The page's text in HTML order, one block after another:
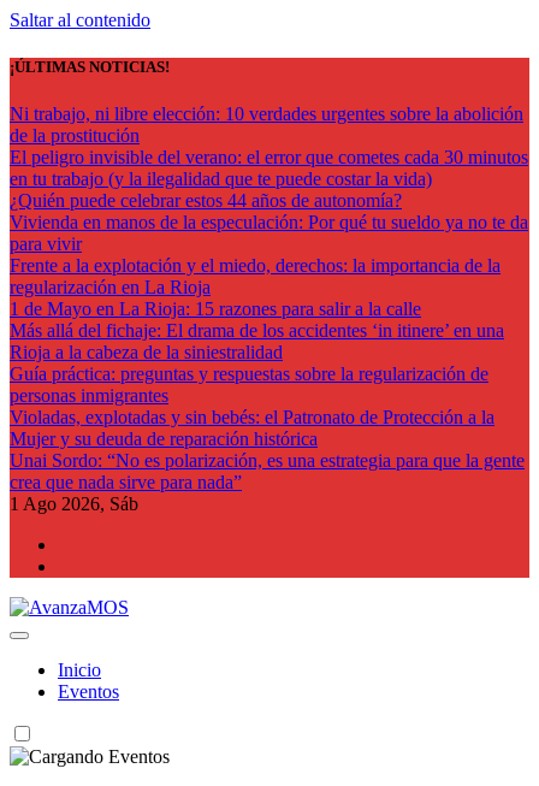
Saltar al contenido
¡ÚLTIMAS NOTICIAS!
Ni trabajo, ni libre elección: 10 verdades urgentes sobre la abolición
de la prostitución
El peligro invisible del verano: el error que cometes cada 30 minutos
en tu trabajo (y la ilegalidad que te puede costar la vida)
¿Quién puede celebrar estos 44 años de autonomía?
Vivienda en manos de la especulación: Por qué tu sueldo ya no te da
para vivir
Frente a la explotación y el miedo, derechos: la importancia de la
regularización en La Rioja
1 de Mayo en La Rioja: 15 razones para salir a la calle
Más allá del fichaje: El drama de los accidentes ‘in itinere’ en una
Rioja a la cabeza de la siniestralidad
Guía práctica: preguntas y respuestas sobre la regularización de
personas inmigrantes
Violadas, explotadas y sin bebés: el Patronato de Protección a la
Mujer y su deuda de reparación histórica
Unai Sordo: “No es polarización, es una estrategia para que la gente
crea que nada sirve para nada”
1 Ago 2026, Sáb
Inicio
Eventos